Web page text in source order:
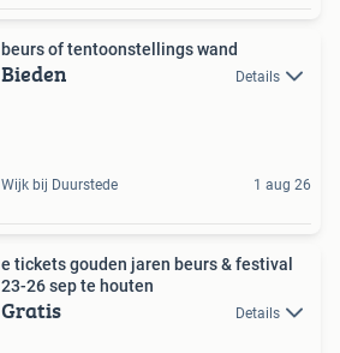
beurs of tentoonstellings wand
Bieden Details
Wijk bij Duurstede 1 aug 26
e tickets gouden jaren beurs & festival
23-26 sep te houten
Gratis Details